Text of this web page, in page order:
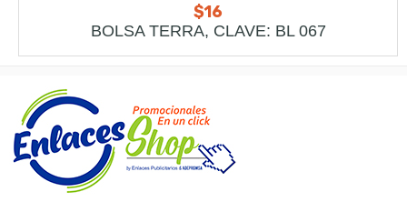
$16
BOLSA TERRA, CLAVE: BL 067